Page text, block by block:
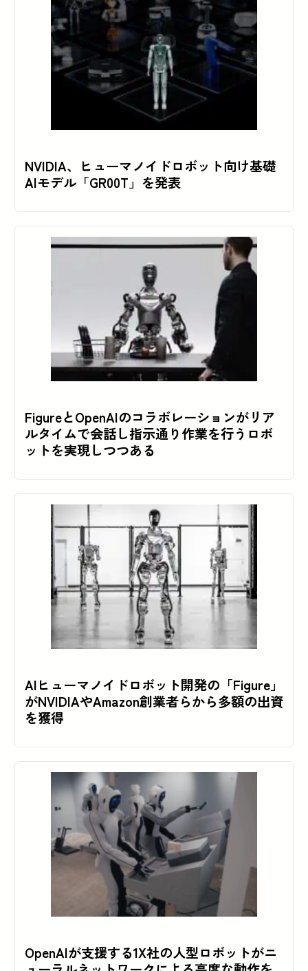
NVIDIA、ヒューマノイドロボット向け基礎
AIモデル「GR00T」を発表
FigureとOpenAIのコラボレーションがリア
ルタイムで会話し指示通り作業を行うロボ
ットを実現しつつある
AIヒューマノイドロボット開発の「Figure」
がNVIDIAやAmazon創業者らから多額の出資
を獲得
OpenAIが支援する1X社の人型ロボットがニ